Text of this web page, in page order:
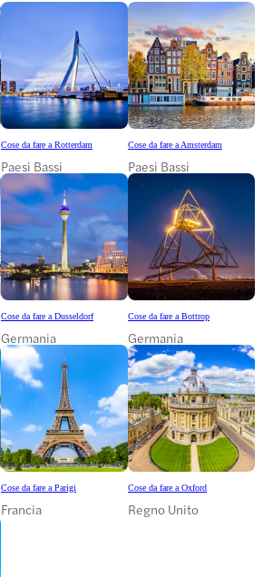
Cose da fare a Rotterdam
Paesi Bassi
Cose da fare a Amsterdam
Paesi Bassi
Cose da fare a Dusseldorf
Germania
Cose da fare a Bottrop
Germania
Cose da fare a Parigi
Francia
Cose da fare a Oxford
Regno Unito